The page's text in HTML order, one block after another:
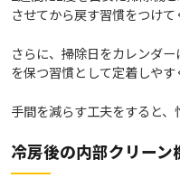
させてから戻す習慣をつけて
さらに、掃除日をカレンダ
を保つ習慣として定着しやす
手間を減らす工夫をすると、
冷房後の内部クリーン